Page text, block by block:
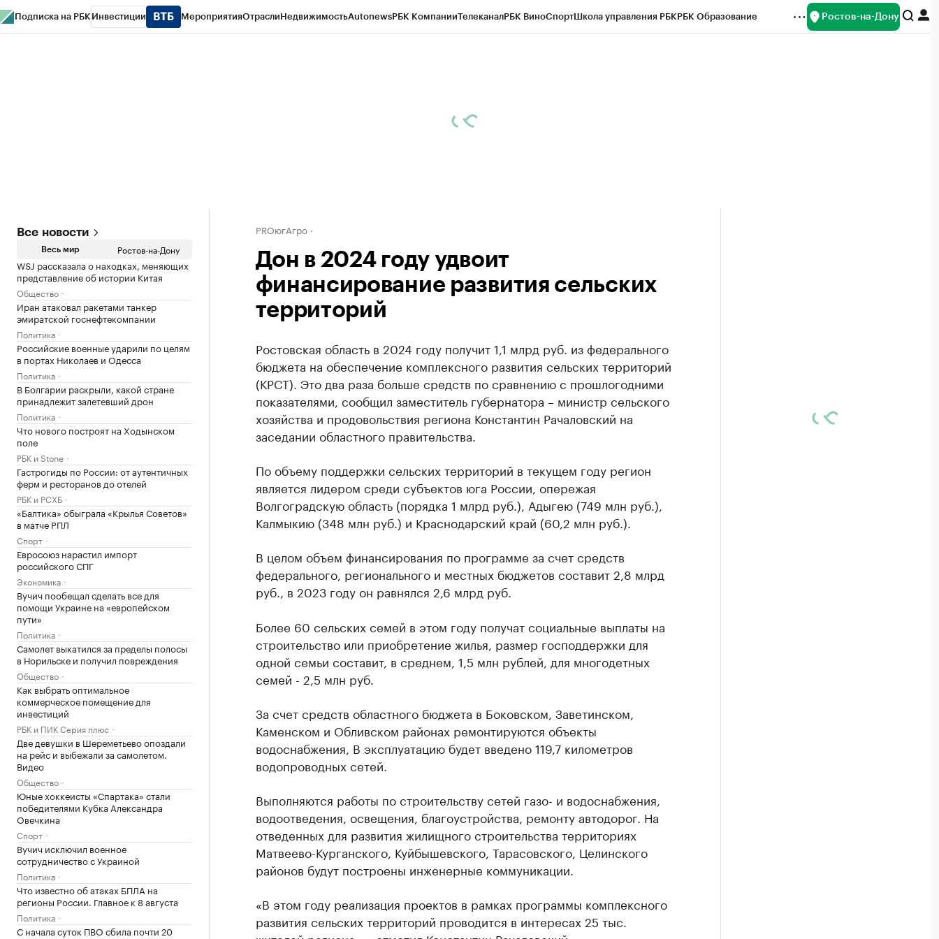
Подписка на РБК Инвестиции МероприятияОтраслиНедвижимостьAutonewsРБК КомпанииТелеканалРБК ВиноСпортШкола управления РБКРБК Образование Ростов-на-Дону
Все новости
Весь мир Ростов-на-Дону
WSJ рассказала о находках, меняющих
представление об истории Китая
Общество
Иран атаковал ракетами танкер
эмиратской госнефтекомпании
Политика
Российские военные ударили по целям
в портах Николаев и Одесса
Политика
В Болгарии раскрыли, какой стране
принадлежит залетевший дрон
Политика
Что нового построят на Ходынском
поле
РБК и Stone
Гастрогиды по России: от аутентичных
ферм и ресторанов до отелей
РБК и РСХБ
«Балтика» обыграла «Крылья Советов»
в матче РПЛ
Спорт
Евросоюз нарастил импорт
российского СПГ
Экономика
Вучич пообещал сделать все для
помощи Украине на «европейском
пути»
Политика
Самолет выкатился за пределы полосы
в Норильске и получил повреждения
Общество
Как выбрать оптимальное
коммерческое помещение для
инвестиций
РБК и ПИК Серия плюс
Две девушки в Шереметьево опоздали
на рейс и выбежали за самолетом.
Видео
Общество
Юные хоккеисты «Спартака» стали
победителями Кубка Александра
Овечкина
Спорт
Вучич исключил военное
сотрудничество с Украиной
Политика
Что известно об атаках БПЛА на
регионы России. Главное к 8 августа
Политика
С начала суток ПВО сбила почти 20
PROюгАгро
Дон в 2024 году удвоит
финансирование развития сельских
территорий
Ростовская область в 2024 году получит 1,1 млрд руб. из федерального
бюджета на обеспечение комплексного развития сельских территорий
(КРСТ). Это два раза больше средств по сравнению с прошлогодними
показателями, сообщил заместитель губернатора – министр сельского
хозяйства и продовольствия региона Константин Рачаловский на
заседании областного правительства.
По объему поддержки сельских территорий в текущем году регион
является лидером среди субъектов юга России, опережая
Волгоградскую область (порядка 1 млрд руб.), Адыгею (749 млн руб.),
Калмыкию (348 млн руб.) и Краснодарский край (60,2 млн руб.).
В целом объем финансирования по программе за счет средств
федерального, регионального и местных бюджетов составит 2,8 млрд
руб., в 2023 году он равнялся 2,6 млрд руб.
Более 60 сельских семей в этом году получат социальные выплаты на
строительство или приобретение жилья, размер господдержки для
одной семьи составит, в среднем, 1,5 млн рублей, для многодетных
семей - 2,5 млн руб.
За счет средств областного бюджета в Боковском, Заветинском,
Каменском и Обливском районах ремонтируются объекты
водоснабжения, В эксплуатацию будет введено 119,7 километров
водопроводных сетей.
Выполняются работы по строительству сетей газо- и водоснабжения,
водоотведения, освещения, благоустройства, ремонту автодорог. На
отведенных для развития жилищного строительства территориях
Матвеево-Курганского, Куйбышевского, Тарасовского, Целинского
районов будут построены инженерные коммуникации.
«В этом году реализация проектов в рамках программы комплексного
развития сельских территорий проводится в интересах 25 тыс.